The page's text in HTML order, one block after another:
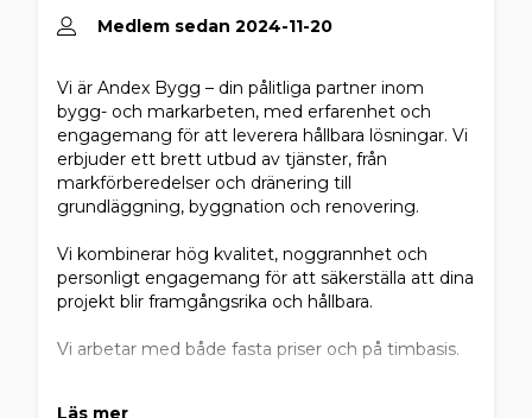
Medlem sedan 2024-11-20
Vi är Andex Bygg – din pålitliga partner inom
bygg- och markarbeten, med erfarenhet och
engagemang för att leverera hållbara lösningar. Vi
erbjuder ett brett utbud av tjänster, från
markförberedelser och dränering till
grundläggning, byggnation och renovering.
Vi kombinerar hög kvalitet, noggrannhet och
personligt engagemang för att säkerställa att dina
projekt blir framgångsrika och hållbara.
Vi arbetar med både fasta priser och på timbasis.
Läs mer